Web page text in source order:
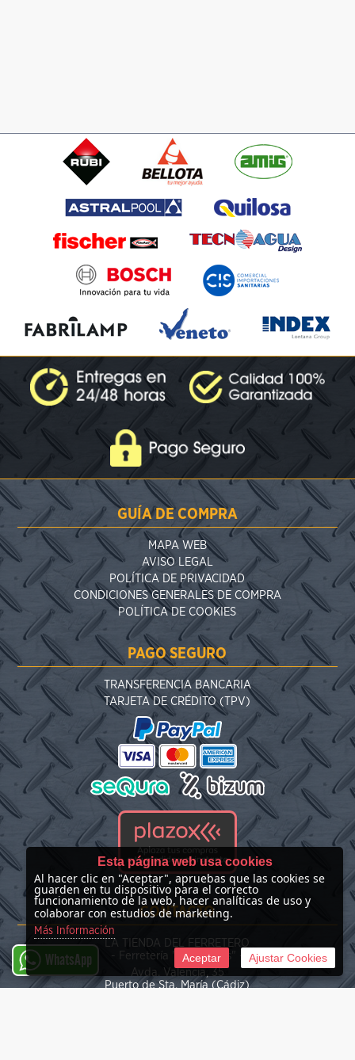
GUÍA DE COMPRA
MAPA WEB
AVISO LEGAL
POLÍTICA DE PRIVACIDAD
CONDICIONES GENERALES DE COMPRA
POLÍTICA DE COOKIES
PAGO SEGURO
TRANSFERENCIA BANCARIA
TARJETA DE CRÉDITO (TPV)
CONTACTO
LA TIENDA DEL FERRETERO
- Ferretería "Las Nieves" -
Avda. Valencia, 35
Puerto de Sta. María (Cádiz)
WhatsApp
Esta página web usa cookies
Al hacer clic en "Aceptar", apruebas que las cookies se
guarden en tu dispositivo para el correcto
funcionamiento de la web, hacer analíticas de uso y
colaborar con estudios de marketing.
Más Información
Aceptar Ajustar Cookies